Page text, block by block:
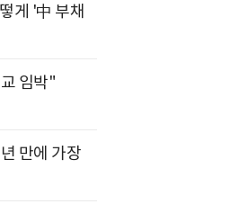
게 '中 부채
임박"
만에 가장